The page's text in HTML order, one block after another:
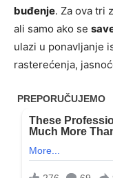
buđenje. Za ova tri
ali samo ako se
ulazi u ponavljanje
rasterećenja,